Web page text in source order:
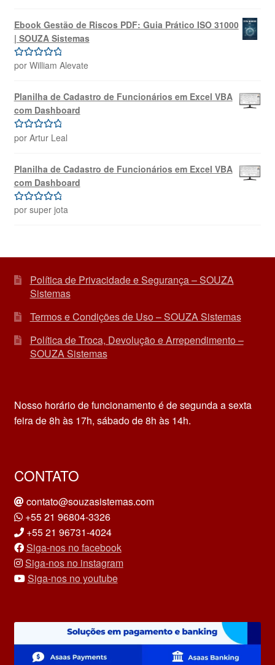
Ebook Gestão de Riscos PDF: Guia Prático ISO 31000
| SOUZA Sistemas
Avaliação5
por William Alevate
Planilha de Cadastro de Funcionários em Excel VBA
com Dashboard
Avaliação 5
por Artur Leal
Planilha de Cadastro de Funcionários em Excel VBA
com Dashboard
Avaliação5
por super jota
Política de Privacidade e Segurança – SOUZA
Sistemas
Termos e Condições de Uso – SOUZA Sistemas
Política de Troca, Devolução e Arrependimento –
SOUZA Sistemas
Nosso horário de funcionamento é de segunda a sexta
feira de 8h às 17h, sábado de 8h às 14h.
CONTATO
contato@souzasistemas.com
+55 21 96804-3326
+55 21 96731-4024
Siga-nos no facebook
Siga-nos no instagram
Siga-nos no youtube